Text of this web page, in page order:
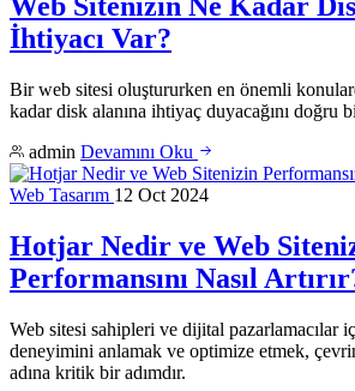
Web Sitenizin Ne Kadar
İhtiyacı Var?
Bir web sitesi oluştururken en önemli
kadar disk alanına ihtiyaç duyacağını doğru
admin Devamını Oku
Web Tasarım 12 Oct 2024
Hotjar Nedir ve Web
Performansını Nasıl
Web sitesi sahipleri ve dijital pazarlamacılar
deneyimini anlamak ve optimize etmek,
adına kritik bir adımdır.